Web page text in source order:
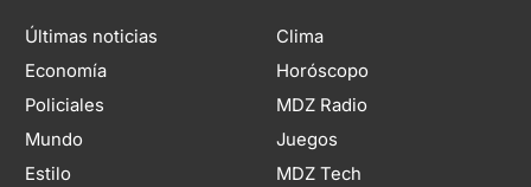
Últimas noticias
Economía
Policiales
Mundo
Estilo
Clima
Horóscopo
MDZ Radio
Juegos
MDZ Tech